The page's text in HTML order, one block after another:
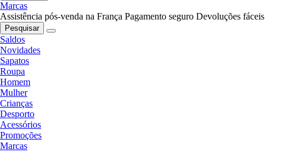
Marcas
Assistência pós-venda na França Pagamento seguro Devoluções fáceis
Pesquisar
Saldos
Novidades
Sapatos
Roupa
Homem
Mulher
Crianças
Desporto
Acessórios
Promoções
Marcas